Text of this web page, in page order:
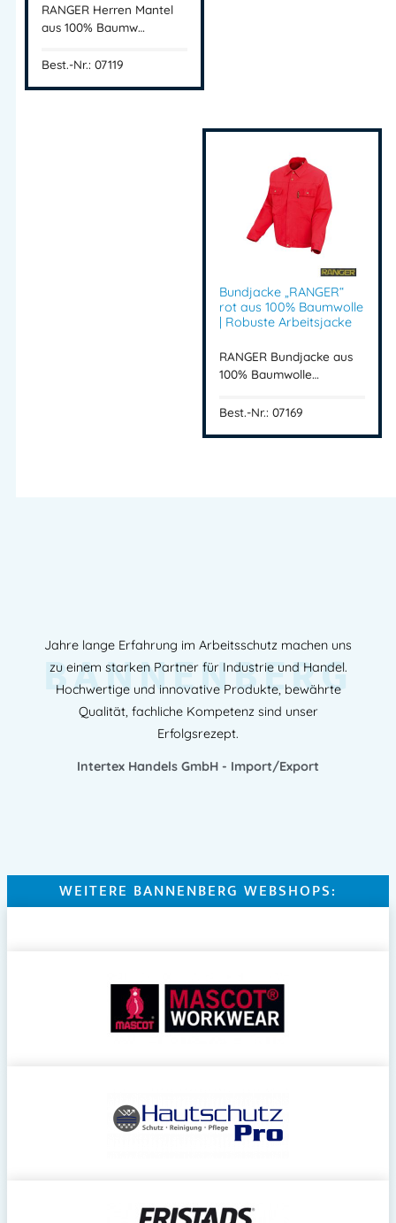
RANGER Herren Mantel
aus 100% Baumw…
Best.-Nr.: 07119
Bundjacke „RANGER“
rot aus 100% Baumwolle
| Robuste Arbeitsjacke
RANGER Bundjacke aus
100% Baumwolle…
Best.-Nr.: 07169
Jahre lange Erfahrung im Arbeitsschutz machen uns
zu einem starken Partner für Industrie und Handel.
Hochwertige und innovative Produkte, bewährte
Qualität, fachliche Kompetenz sind unser
Erfolgsrezept.
Intertex Handels GmbH - Import/Export
BANNENBERG
WEITERE BANNENBERG WEBSHOPS: